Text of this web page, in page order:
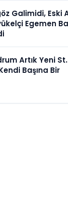
Galimidi, Eski
Egemen
Artık Yeni St.
Başına Bir